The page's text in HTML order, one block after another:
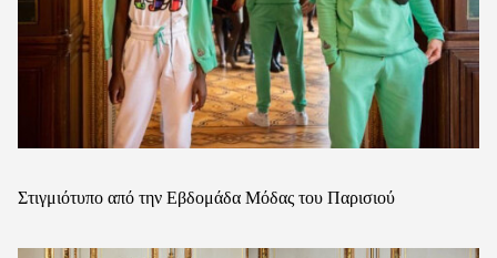
Στιγμιότυπο από την Εβδομάδα Μόδας του Παρισιού